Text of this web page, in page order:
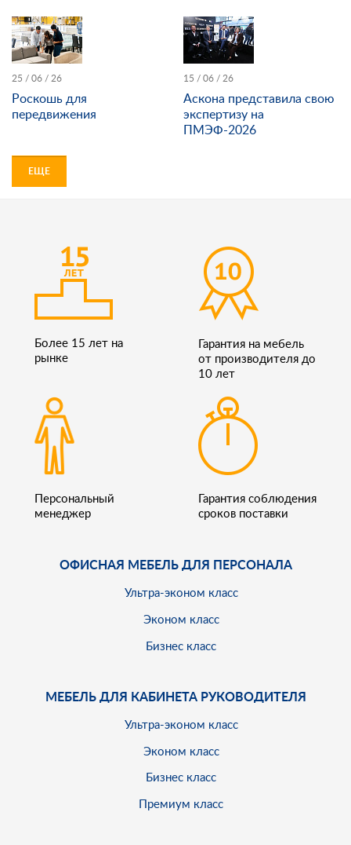
25 / 06 / 26
Роскошь для
передвижения
15 / 06 / 26
Аскона представила свою
экспертизу на
ПМЭФ-2026
ЕЩЕ
Более 15 лет на
рынке
Гарантия на мебель
от производителя до
10 лет
Персональный
менеджер
Гарантия соблюдения
сроков поставки
ОФИСНАЯ МЕБЕЛЬ ДЛЯ ПЕРСОНАЛА
Ультра-эконом класс
Эконом класс
Бизнес класс
МЕБЕЛЬ ДЛЯ КАБИНЕТА РУКОВОДИТЕЛЯ
Ультра-эконом класс
Эконом класс
Бизнес класс
Премиум класс